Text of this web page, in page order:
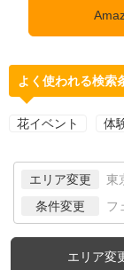
よく使われる検索
花イベント 体
エリア変更 東
条件変更 フ
エリア変